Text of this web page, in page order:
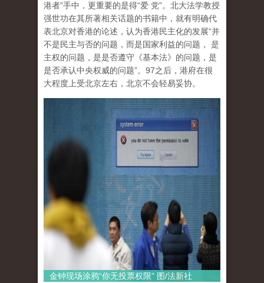
港者”手中，更重要的是得“爱 党”。北大法学教授
强世功在其所著相关话题的书籍中，就有明确代
表北京对香港的论述，认为香港民主化的发展“并
不是民主与否的问题，而是国家利益的问题， 是
主权的问题，是是否遵守《基本法》的问题，是
是否承认中央权威的问题”。97之后，港府在很
大程度上受北京左右，北京不会轻易妥协。
金钟现场涂鸦“你无投票权限” 图/法新社